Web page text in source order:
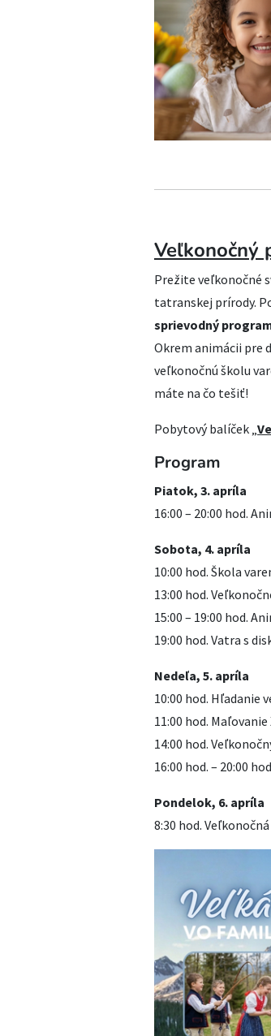
Veľkonočný
Prežite veľkonočné
tatranskej prírody.
sprievodný
Okrem animácii pre
veľkonočnú školu
máte na čo tešiť!
Pobytový balíček „
Program
Piatok, 3. apríla
16:00 – 20:00 hod.
Sobota, 4. apríla
10:00 hod. Škola
13:00 hod.
15:00 – 19:00 hod.
19:00 hod. Vatra s
Nedeľa, 5. apríla
10:00 hod. Hľadanie
11:00 hod. Maľovanie
14:00 hod.
16:00 hod. – 20:00
Pondelok, 6. apríla
8:30 hod.